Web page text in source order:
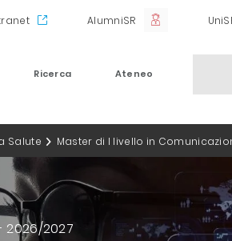
AlumniSR
Ricerca Ateneo
Salute Master di I livello in
2026/2027